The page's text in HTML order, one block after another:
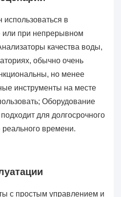
использоваться в
или при непрерывном
качества воды,
обычно очень
но менее
инструменты на месте
Оборудование
для долгосрочного
времени.
с простым управлением и